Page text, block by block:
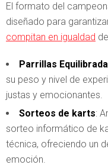
El formato del
diseñado para
compitan en igualdad
Parrillas
su peso y nivel de
justas y emocionantes.
Sorteos de karts:
sorteo informático de
técnica, ofreciendo un
emoción.